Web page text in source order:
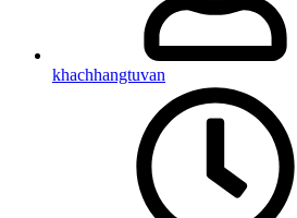
khachhangtuvan